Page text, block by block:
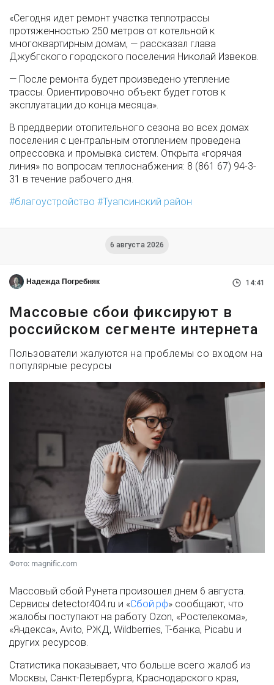
«Сегодня идет ремонт участка теплотрассы
протяженностью 250 метров от котельной к
многоквартирным домам, — рассказал глава
Джубгского городского поселения Николай Извеков.
— После ремонта будет произведено утепление
трассы. Ориентировочно объект будет готов к
эксплуатации до конца месяца».
В преддверии отопительного сезона во всех домах
поселения с центральным отоплением проведена
опрессовка и промывка систем. Открыта «горячая
линия» по вопросам теплоснабжения: 8 (861 67) 94-3-
31 в течение рабочего дня.
благоустройство
Туапсинский район
6 августа 2026
Надежда Погребняк 14:41
Массовые сбои фиксируют в
российском сегменте интернета
Пользователи жалуются на проблемы со входом на
популярные ресурсы
Фото: magnific.com
Массовый сбой Рунета произошел днем 6 августа.
Сервисы detector404.ru и «Сбой.рф» сообщают, что
жалобы поступают на работу Ozon, «Ростелекома»,
«Яндекса», Avito, РЖД, Wildberries, Т-банка, Picabu и
других ресурсов.
Статистика показывает, что больше всего жалоб из
Москвы, Санкт-Петербурга, Краснодарского края,